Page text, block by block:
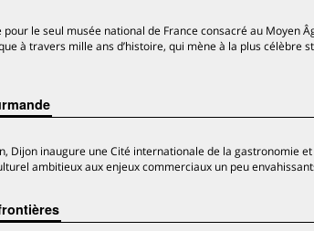
pour le seul musée national de France consacré au Moyen
à travers mille ans d’histoire, qui mène à la plus célèbre
Dijon inaugure une Cité internationale de la gastronomie
ambitieux aux enjeux commerciaux un peu